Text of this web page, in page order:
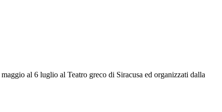
al 6 luglio al Teatro greco di Siracusa ed organizzati dalla